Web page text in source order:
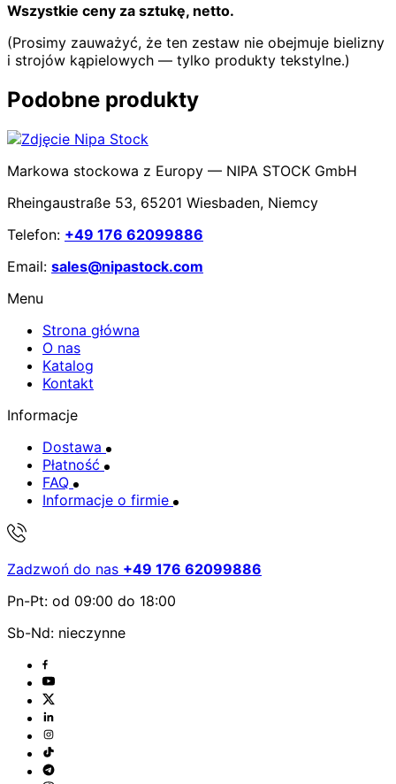
Wszystkie ceny za sztukę, netto.
(Prosimy zauważyć, że ten zestaw nie obejmuje bielizny
i strojów kąpielowych — tylko produkty tekstylne.)
Podobne produkty
Markowa stockowa z Europy — NIPA STOCK GmbH
Rheingaustraße 53, 65201 Wiesbaden, Niemcy
Telefon: +49 176 62099886
Email: sales@nipastock.com
Menu
Strona główna
O nas
Katalog
Kontakt
Informacje
Dostawa
Płatność
FAQ
Informacje o firmie
Zadzwoń do nas +49 176 62099886
Pn-Pt: od 09:00 do 18:00
Sb-Nd: nieczynne